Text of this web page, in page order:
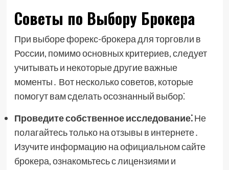
Советы по Выбору Брокера
При выборе форекс-брокера для торговли в
России, помимо основных критериев, следует
учитывать и некоторые другие важные
моменты․ Вот несколько советов, которые
помогут вам сделать осознанный выбор⁚
Проведите собственное исследование⁚Не
полагайтесь только на отзывы в интернете․
Изучите информацию на официальном сайте
брокера, ознакомьтесь с лицензиями и